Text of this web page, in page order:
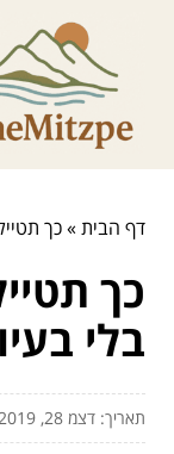
דף הבית»כך
כך
בלי
תאריך: דצמ 28, 2019